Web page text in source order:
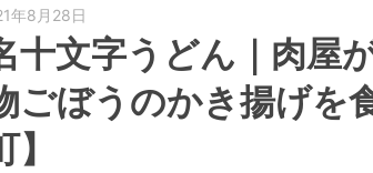
年8月28日
十文字うどん｜肉屋
ごぼうのかき揚げを